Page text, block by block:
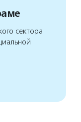
сектора